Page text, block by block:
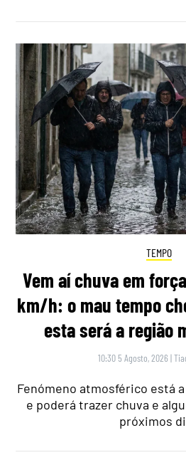
TEMPO
Vem aí chuva em
km/h: o mau tempo
esta será a região
10:30 5 Agosto, 2026 |
Fenómeno atmosférico está
e poderá trazer chuva e
próximos